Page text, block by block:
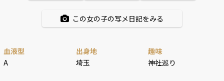
この女の子の写メ日記をみる
血液型
A
出身地
埼玉
趣味
神社巡り